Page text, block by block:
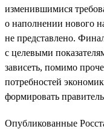
изменившимися
о наполнении нового
не представлено.
с целевыми
зависеть, помимо
потребностей
формировать
Опубликованные